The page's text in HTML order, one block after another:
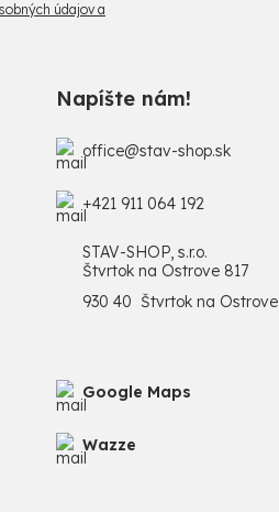
údajov a
Napíšte nám!
office@stav-shop.sk
+421 911 064 192
STAV-SHOP, s.r.o.
Štvrtok na Ostrove 817
930 40 Štvrtok na Ostrove
Google Maps
Wazze